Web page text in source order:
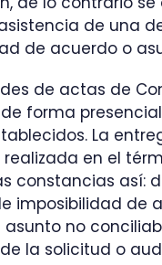
de una
de acuerdo o
de actas de
forma
La
en el
constancias así:
imposibilidad de
no
la solicitud o